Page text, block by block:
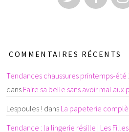
COMMENTAIRES RÉCENTS
Tendances chaussures printemps-été
dans Faire sa belle sans avoir mal aux
Lespoules ! dans La papeterie
Tendance : la lingerie résille | Les